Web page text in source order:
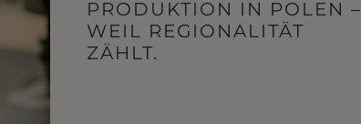
PRODUKTION IN POLEN –
WEIL REGIONALITÄT
ZÄHLT.